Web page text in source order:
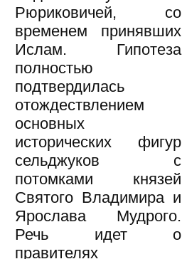
Рюриковичей, со
временем принявших
Ислам. Гипотеза
полностью
подтвердилась
отождествлением
основных
исторических фигур
сельджуков с
потомками князей
Святого Владимира и
Ярослава Мудрого.
Речь идет о
правителях